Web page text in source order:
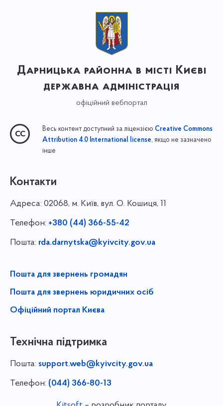
Дарницька районна в місті Києві
державна адміністрація
офіційний вебпортал
Весь контент доступний за ліцензією Creative Commons
Attribution 4.0 International license, якщо не зазначено
інше
Контакти
Адреса: 02068, м. Київ, вул. О. Кошиця, 11
Телефон: +380 (44) 366-55-42
Пошта: rda.darnytska@kyivcity.gov.ua
Пошта для звернень громадян
Пошта для звернень юридичних осіб
Офіційний портал Києва
Технічна підтримка
Пошта: support.web@kyivcity.gov.ua
Телефон: (044) 366-80-13